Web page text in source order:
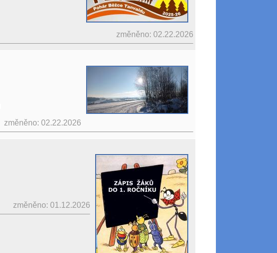
změněno: 02.22.2026
změněno: 02.22.2026
změněno: 01.12.2026